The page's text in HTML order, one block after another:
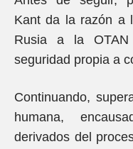
Kant da la razón a
Rusia a la
seguridad propia a
Continuando,
humana,
derivados del